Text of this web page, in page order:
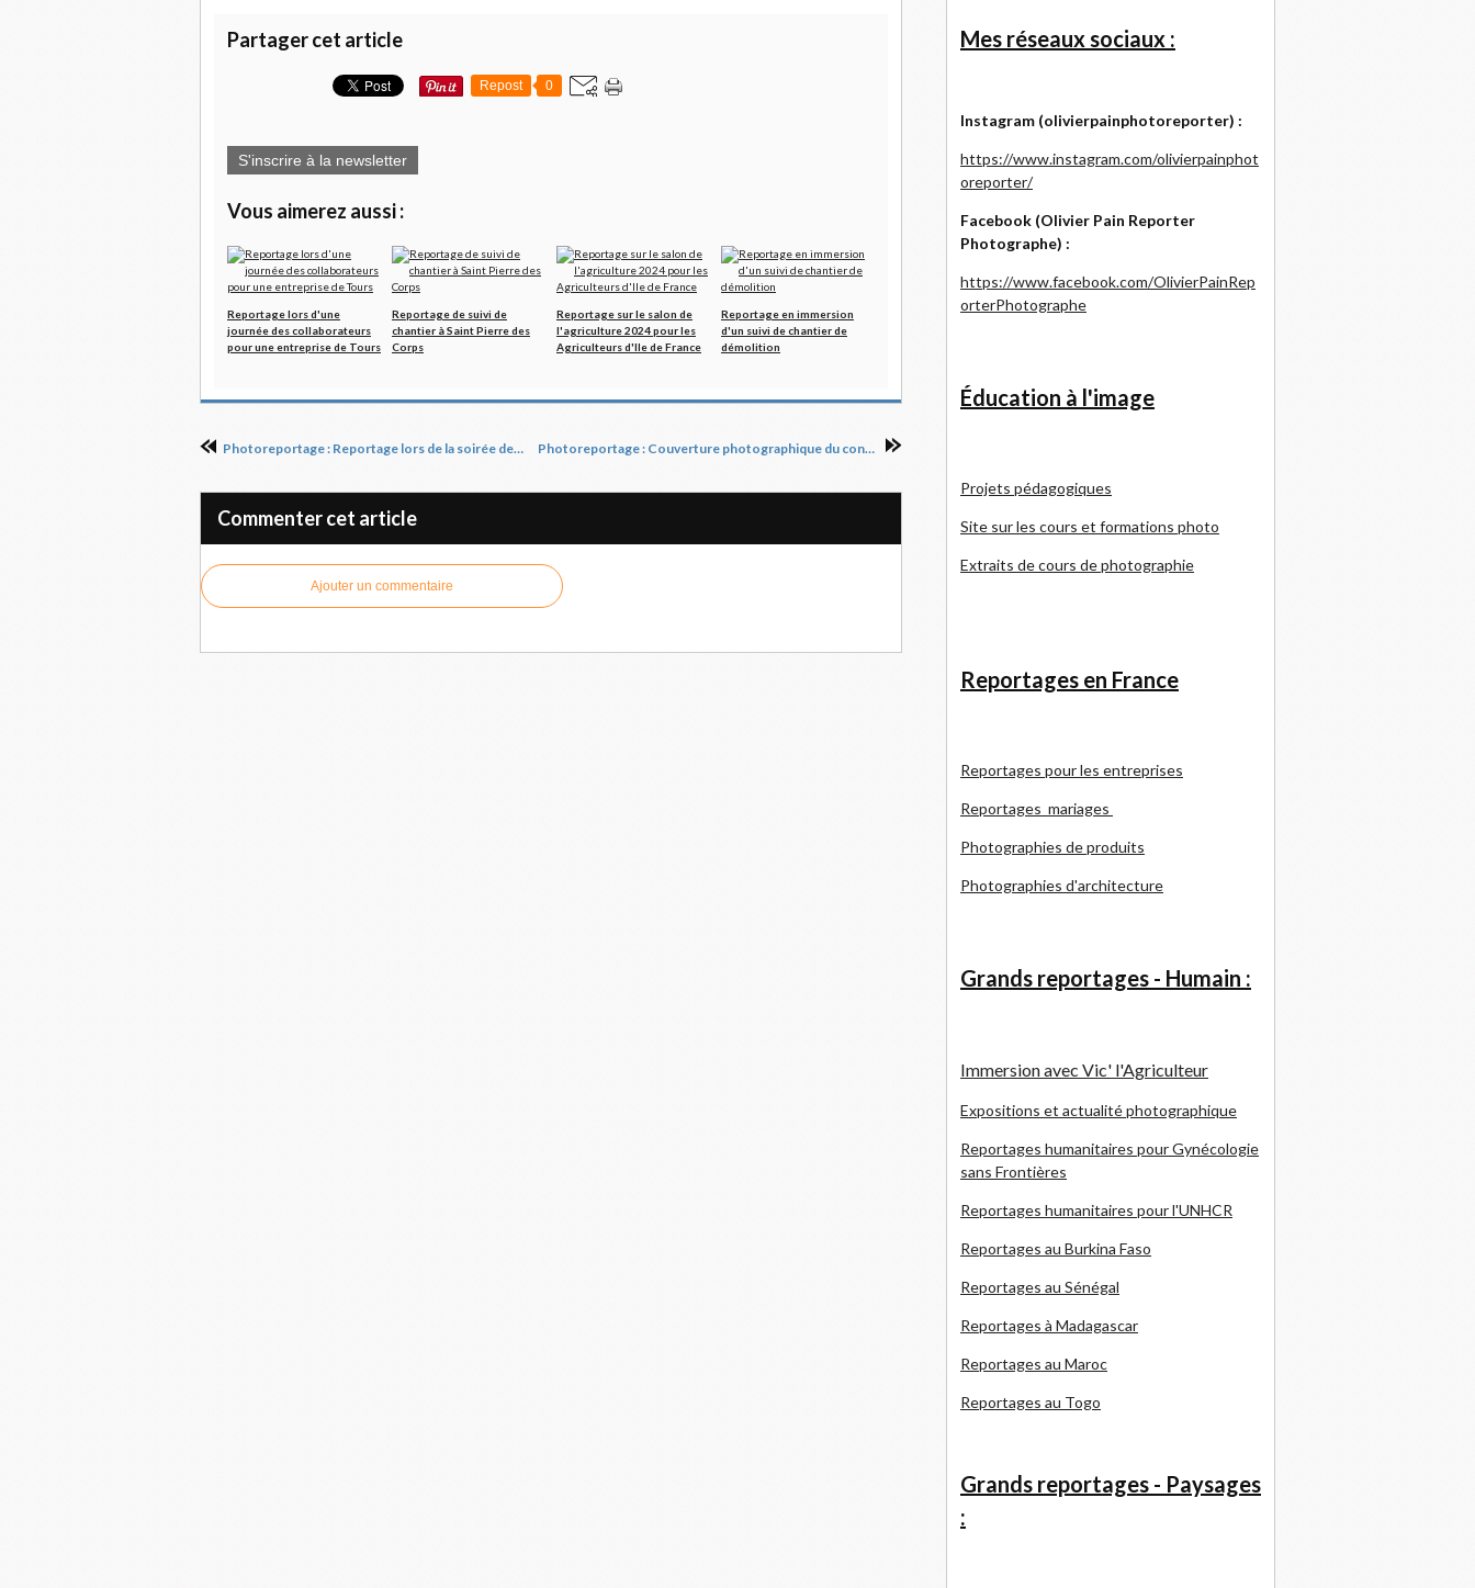
Partager cet article
Repost 0
S'inscrire à la newsletter
Vous aimerez aussi :
Reportage lors d'une
journée des collaborateurs
pour une entreprise de Tours
Reportage de suivi de
chantier à Saint Pierre des
Corps
Reportage sur le salon de
l'agriculture 2024 pour les
Agriculteurs d'Ile de France
Reportage en immersion
d'un suivi de chantier de
démolition
Photoreportage : Reportage lors de la soirée de lancement de NOTA BENE Photoreportage : Couverture photographique du congrès CNGOF à Nantes, partie 2
Commenter cet article
Ajouter un commentaire
Mes réseaux sociaux :
Instagram (olivierpainphotoreporter) :
https://www.instagram.com/olivierpainphot
oreporter/
Facebook (Olivier Pain Reporter
Photographe) :
https://www.facebook.com/OlivierPainRep
orterPhotographe
Éducation à l'image
Projets pédagogiques
Site sur les cours et formations photo
Extraits de cours de photographie
Reportages en France
Reportages pour les entreprises
Reportages mariages
Photographies de produits
Photographies d'architecture
Grands reportages - Humain :
Immersion avec Vic' l'Agriculteur
Expositions et actualité photographique
Reportages humanitaires pour Gynécologie
sans Frontières
Reportages humanitaires pour l'UNHCR
Reportages au Burkina Faso
Reportages au Sénégal
Reportages à Madagascar
Reportages au Maroc
Reportages au Togo
Grands reportages - Paysages
: